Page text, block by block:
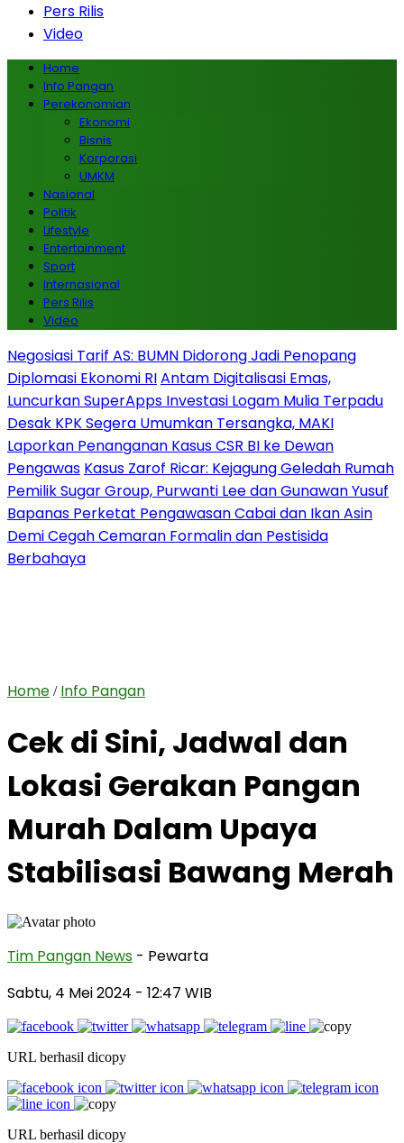
Pers Rilis
Video
Home
Info Pangan
Perekonomian
Ekonomi
Bisnis
Korporasi
UMKM
Nasional
Politik
Lifestyle
Entertainment
Sport
Internasional
Pers Rilis
Video
Negosiasi Tarif AS: BUMN Didorong Jadi Penopang
Diplomasi Ekonomi RIAntam Digitalisasi Emas,
Luncurkan SuperApps Investasi Logam Mulia Terpadu
Desak KPK Segera Umumkan Tersangka, MAKI
Laporkan Penanganan Kasus CSR BI ke Dewan
Pengawas Kasus Zarof Ricar: Kejagung Geledah Rumah
Pemilik Sugar Group, Purwanti Lee dan Gunawan Yusuf
Bapanas Perketat Pengawasan Cabai dan Ikan Asin
Demi Cegah Cemaran Formalin dan Pestisida
Berbahaya
Home / Info Pangan
Cek di Sini, Jadwal dan
Lokasi Gerakan Pangan
Murah Dalam Upaya
Stabilisasi Bawang Merah
Tim Pangan News - Pewarta
Sabtu, 4 Mei 2024 - 12:47 WIB
URL berhasil dicopy
URL berhasil dicopy